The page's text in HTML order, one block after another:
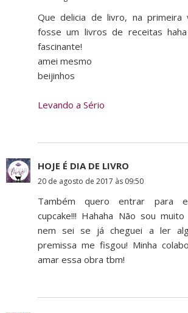
Que delicia de livro, na primeira
fosse um livros de receitas
fascinante!
amei mesmo
beijinhos
Levando a Sério
HOJE É DIA DE LIVRO
20 de agosto de 2017 às 09:50
Também quero entrar para
cupcake!!! Hahaha Não sou
nem sei se já cheguei a ler
premissa me fisgou! Minha
amar essa obra tbm!